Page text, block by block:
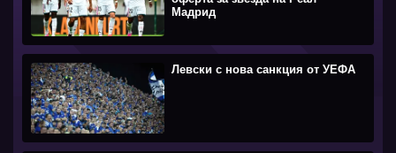
Мадрид
Левски с нова санкция от УЕФА